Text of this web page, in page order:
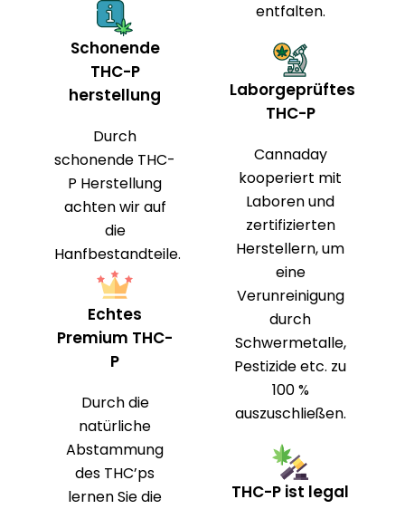
Schonende
THC-P
herstellung
Durch
schonende THC-
P Herstellung
achten wir auf
die
Hanfbestandteile.
Echtes
Premium THC-
P
Durch die
natürliche
Abstammung
des THC’ps
lernen Sie die
entfalten.
Laborgeprüftes
THC-P
Cannaday
kooperiert mit
Laboren und
zertifizierten
Herstellern, um
eine
Verunreinigung
durch
Schwermetalle,
Pestizide etc. zu
100 %
auszuschließen.
THC-P ist legal